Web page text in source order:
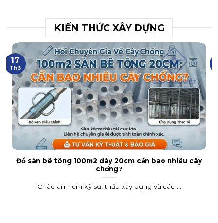
KIẾN THỨC XÂY DỰNG
Đổ sàn bê tông 100m2 dày 20cm cần bao nhiêu cây
chống?
Chào anh em kỹ sư, thầu xây dựng và các ...
17
Th3